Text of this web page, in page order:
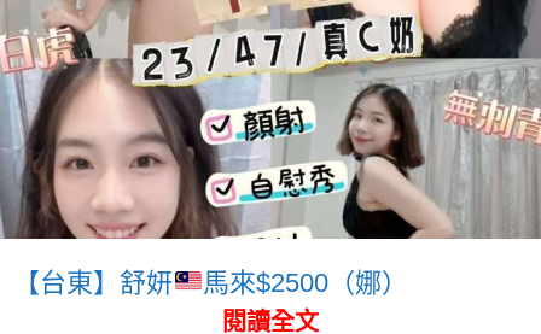
【台東】舒妍 馬來$2500（娜）
閱讀全文